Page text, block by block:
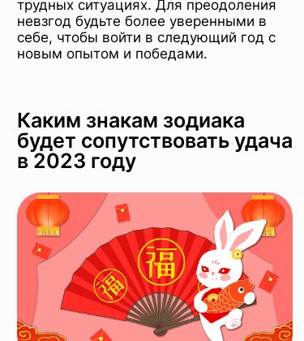
трудных ситуациях. Для преодоления
невзгод будьте более уверенными в
себе, чтобы войти в следующий год с
новым опытом и победами.
Каким знакам зодиака
будет сопутствовать удача
в 2023 году